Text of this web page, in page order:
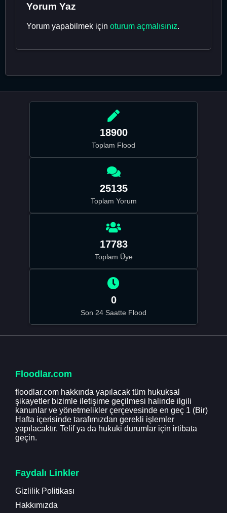
Yorum Yaz
Yorum yapabilmek için oturum açmalısınız.
18900
Toplam Flood
25135
Toplam Yorum
17783
Toplam Üye
0
Son 24 Saatte Flood
Floodlar.com
floodlar.com hakkında yapılacak tüm hukuksal
şikayetler bizimle iletişime geçilmesi halinde ilgili
kanunlar ve yönetmelikler çerçevesinde en geç 1 (Bir)
Hafta içerisinde tarafımızdan gerekli işlemler
yapılacaktır. Telif ya da hukuki durumlar için irtibata
geçin.
Faydalı Linkler
Gizlilik Politikası
Hakkımızda